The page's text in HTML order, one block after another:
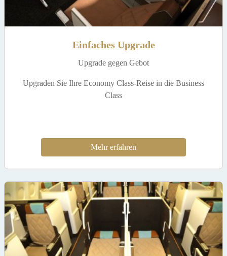
Einfaches Upgrade
Upgrade gegen Gebot
Upgraden Sie Ihre Economy Class-Reise in die Business
Class
Mehr erfahren